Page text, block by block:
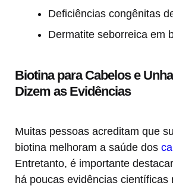
Deficiências congênitas
Dermatite seborreica em
Biotina para Cabelos e
Dizem as Evidências
Muitas pessoas acreditam que
biotina melhoram a saúde dos
Entretanto, é importante
há poucas evidências científicas